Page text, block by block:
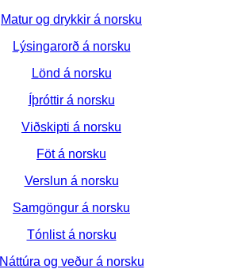
Matur og drykkir á norsku
Lýsingarorð á norsku
Lönd á norsku
Íþróttir á norsku
Viðskipti á norsku
Föt á norsku
Verslun á norsku
Samgöngur á norsku
Tónlist á norsku
Náttúra og veður á norsku